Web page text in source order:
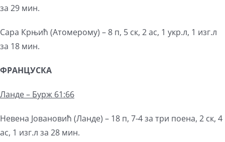
за 29 мин.
Сара Крњић (Атомерому) – 8 п, 5 ск, 2 ас, 1 укр.л, 1 изг.л
за 18 мин.
ФРАНЦУСКА
Ланде – Бурж 61:66
Невена Јовановић (Ланде) – 18 п, 7-4 за три поена, 2 ск, 4
ас, 1 изг.л за 28 мин.